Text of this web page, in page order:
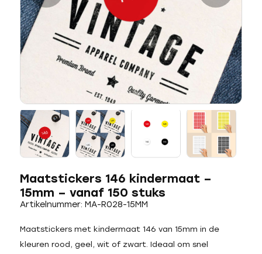
Maatstickers 146 kindermaat –
15mm – vanaf 150 stuks
Artikelnummer: MA-R028-15MM
Maatstickers met kindermaat 146 van 15mm in de
kleuren rood, geel, wit of zwart. Ideaal om snel